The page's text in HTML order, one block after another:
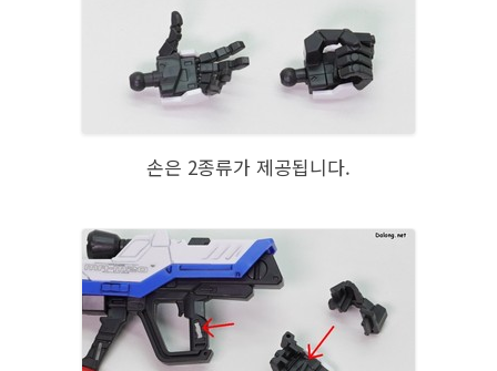
손은 2종류가 제공됩니다.